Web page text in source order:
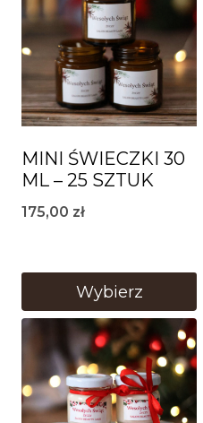
MINI ŚWIECZKI 30
ML – 25 SZTUK
175,00 zł
Wybierz